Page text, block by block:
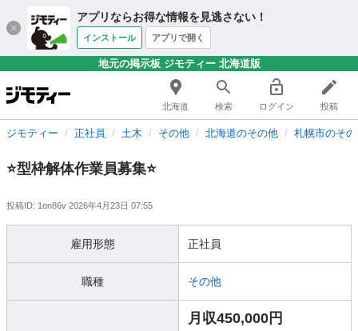
アプリならお得な情報を見逃さない！
インストール アプリで開く
地元の掲示板 ジモティー 北海道版
北海道 検索 ログイン 投稿
ジモティー 正社員 土木 その他 北海道のその他 札幌市のそ
⭐️型枠解体作業員募集⭐️
投稿ID: 1on86v 2026年4月23日 07:55
雇用形態 正社員
職種 その他
月収450,000円